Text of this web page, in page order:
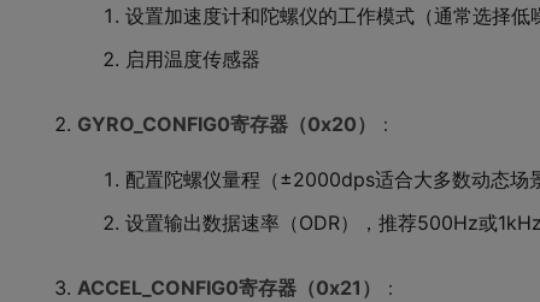
设置加速度计和陀螺仪的工作模式（通常选择低
启用温度传感器
GYRO_CONFIG0寄存器（0x20） ：
配置陀螺仪量程（±2000dps适合大多数动态场
设置输出数据速率（ODR），推荐500Hz或
ACCEL_CONFIG0寄存器（0x21） ：